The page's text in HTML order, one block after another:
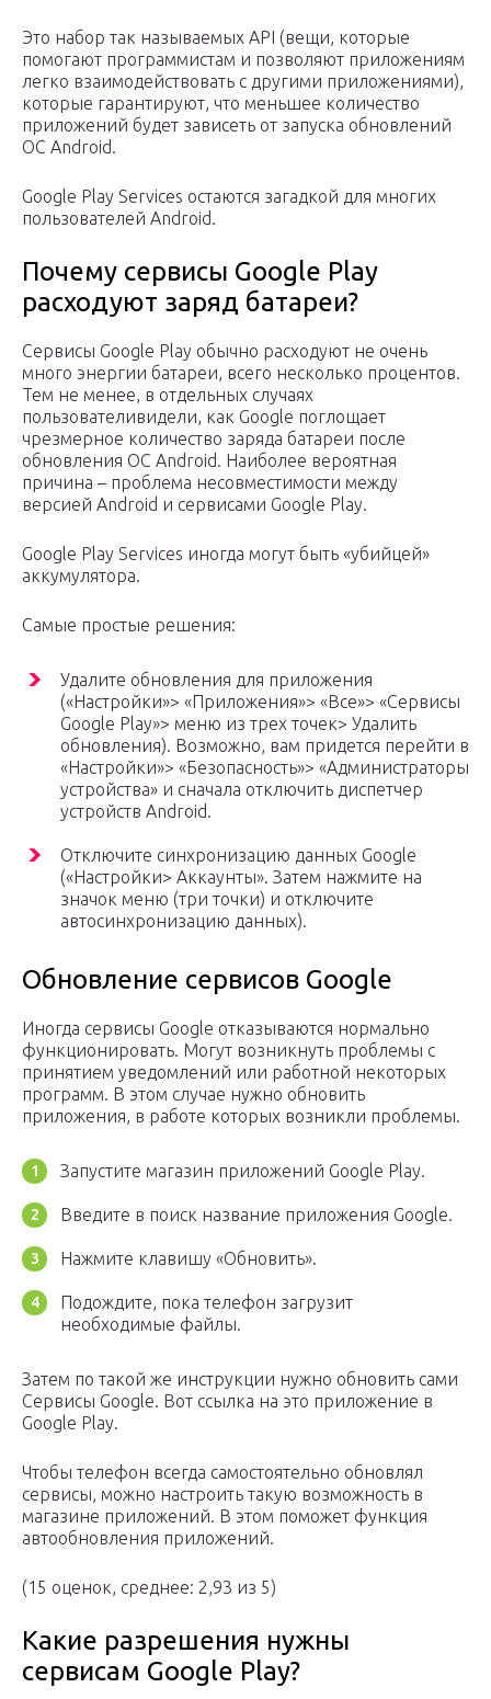
Это набор так называемых API (вещи, которые
помогают программистам и позволяют приложениям
легко взаимодействовать с другими приложениями),
которые гарантируют, что меньшее количество
приложений будет зависеть от запуска обновлений
ОС Android.
Google Play Services остаются загадкой для многих
пользователей Android.
Почему сервисы Google Play
расходуют заряд батареи?
Сервисы Google Play обычно расходуют не очень
много энергии батареи, всего несколько процентов.
Тем не менее, в отдельных случаях
пользователивидели, как Google поглощает
чрезмерное количество заряда батареи после
обновления ОС Android. Наиболее вероятная
причина – проблема несовместимости между
версией Android и сервисами Google Play.
Google Play Services иногда могут быть «убийцей»
аккумулятора.
Самые простые решения:
Удалите обновления для приложения
(«Настройки»> «Приложения»> «Все»> «Сервисы
Google Play»> меню из трех точек> Удалить
обновления). Возможно, вам придется перейти в
«Настройки»> «Безопасность»> «Администраторы
устройства» и сначала отключить диспетчер
устройств Android.
Отключите синхронизацию данных Google
(«Настройки> Аккаунты». Затем нажмите на
значок меню (три точки) и отключите
автосинхронизацию данных).
Обновление сервисов Google
Иногда сервисы Google отказываются нормально
функционировать. Могут возникнуть проблемы с
принятием уведомлений или работной некоторых
программ. В этом случае нужно обновить
приложения, в работе которых возникли проблемы.
Запустите магазин приложений Google Play.
Введите в поиск название приложения Google.
Нажмите клавишу «Обновить».
Подождите, пока телефон загрузит
необходимые файлы.
Затем по такой же инструкции нужно обновить сами
Сервисы Google. Вот ссылка на это приложение в
Google Play.
Чтобы телефон всегда самостоятельно обновлял
сервисы, можно настроить такую возможность в
магазине приложений. В этом поможет функция
автообновления приложений.
(15 оценок, среднее: 2,93 из 5)
Какие разрешения нужны
сервисам Google Play?